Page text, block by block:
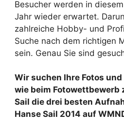
Besucher werden in diesem
Jahr wieder erwartet.
zahlreiche Hobby- und
Suche nach dem richtigen
sein. Genau Sie sind
Wir suchen Ihre Fotos
wie beim Fotowettbewerb
Sail die drei besten
Hanse Sail 2014 auf